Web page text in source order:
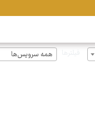
همه سرویس‌ها